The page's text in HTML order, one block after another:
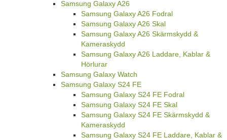
Samsung Galaxy A26
Samsung Galaxy A26 Fodral
Samsung Galaxy A26 Skal
Samsung Galaxy A26 Skärmskydd &
Kameraskydd
Samsung Galaxy A26 Laddare, Kablar &
Hörlurar
Samsung Galaxy Watch
Samsung Galaxy S24 FE
Samsung Galaxy S24 FE Fodral
Samsung Galaxy S24 FE Skal
Samsung Galaxy S24 FE Skärmskydd &
Kameraskydd
Samsung Galaxy S24 FE Laddare, Kablar &